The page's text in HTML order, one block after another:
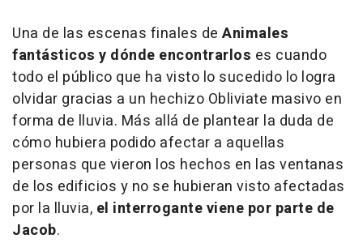
Una de las escenas finales de Animales
fantásticos y dónde encontrarlos es cuando
todo el público que ha visto lo sucedido lo logra
olvidar gracias a un hechizo Obliviate masivo en
forma de lluvia. Más allá de plantear la duda de
cómo hubiera podido afectar a aquellas
personas que vieron los hechos en las ventanas
de los edificios y no se hubieran visto afectadas
por la lluvia, el interrogante viene por parte de
Jacob.